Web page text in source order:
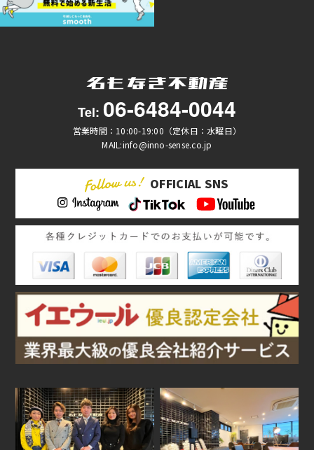
Tel: 06-6484-0044
営業時間：10:00-19:00（定休日：水曜日）
MAIL:info@inno-sense.co.jp
OFFICIAL SNS